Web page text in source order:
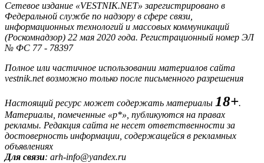
Сетевое издание «VESTNIK.NET» зарегистрировано в
Федеральной службе по надзору в сфере связи,
информационных технологий и массовых коммуникаций
(Роскомнадзор) 22 мая 2020 года. Регистрационный номер ЭЛ
№ ФС 77 - 78397
Полное или частичное использовании материалов сайта
vestnik.net возможно только после письменного разрешения
Настоящий ресурс может содержать материалы 18+.
Материалы, помеченные «р*», публикуются на правах
рекламы. Редакция сайта не несет ответственности за
достоверность информации, содержащейся в рекламных
объявлениях
Для связи: arh-info@yandex.ru